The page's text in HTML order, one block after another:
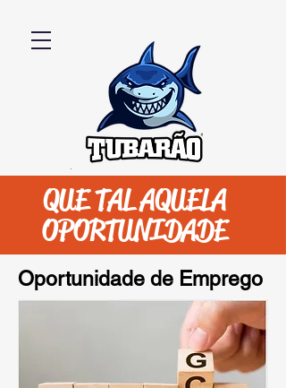
QUE TAL AQUELA
OPORTUNIDADE
Oportunidade de Emprego